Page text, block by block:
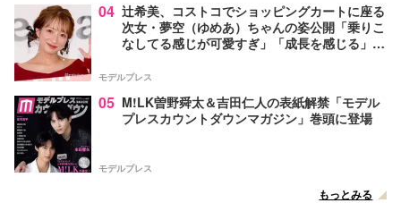
04 辻希美、コストコでショッピングカートに座る
次女・夢空（ゆめあ）ちゃんの姿公開「乗りこ
なしてる感じが可愛すぎ」「成長を感じる」の
モデルプレス
05 M!LK曽野舜太＆吉田仁人の表紙解禁「モデル
プレスカウントダウンマガジン」巻頭に登場
モデルプレス
もっとみる